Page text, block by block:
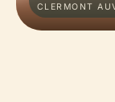
CLERMONT